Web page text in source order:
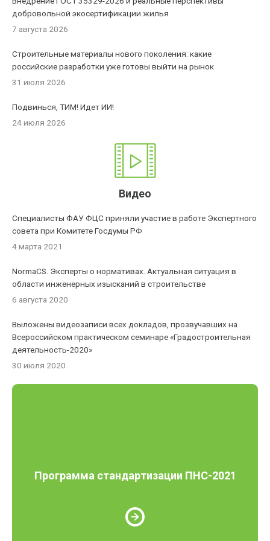
добровольной экосертификации жилья
7 августа 2026
Строительные материалы нового поколения: какие
российские разработки уже готовы выйти на рынок
31 июля 2026
Подвинься, ТИМ! Идет ИИ!
24 июля 2026
Видео
Специалисты ФАУ ФЦС приняли участие в работе Экспертного
совета при Комитете Госдумы РФ
4 марта 2021
NormaCS. Эксперты о нормативах. Актуальная ситуация в
области инженерных изысканий в строительстве
6 августа 2020
Выложены видеозаписи всех докладов, прозвучавших на
Всероссийском практическом семинаре «Градостроительная
деятельность-2020»
30 июля 2020
Программа стандартизации ПНС-2021